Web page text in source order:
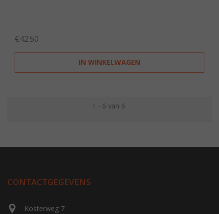
€42.50
IN WINKELWAGEN
1 - 6 van 6
CONTACTGEGEVENS
Kosterweg 7